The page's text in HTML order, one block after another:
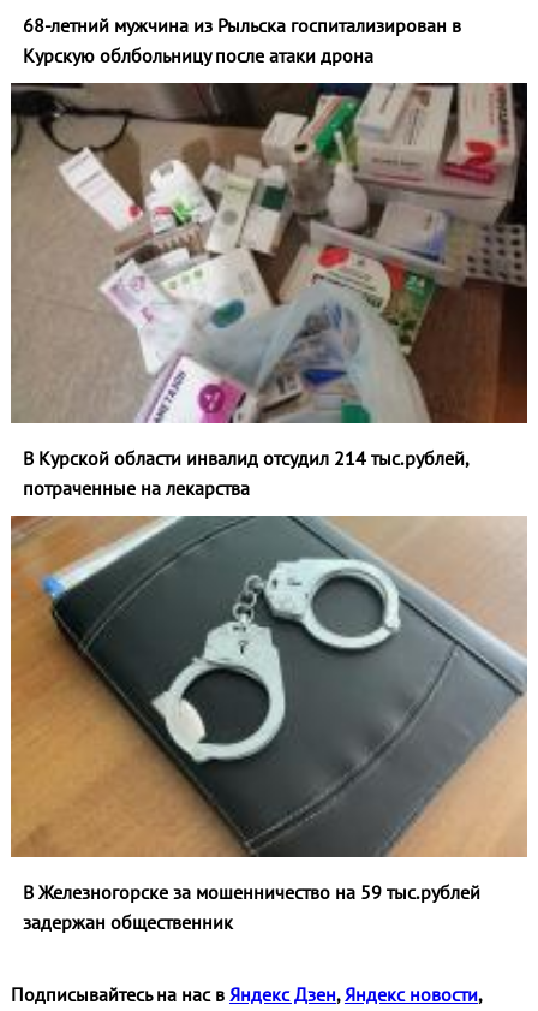
68-летний мужчина из Рыльска госпитализирован в
Курскую облбольницу после атаки дрона
В Курской области инвалид отсудил 214 тыс.рублей,
потраченные на лекарства
В Железногорске за мошенничество на 59 тыс.рублей
задержан общественник
Подписывайтесь на нас в Яндекс Дзен,Яндекс новости,